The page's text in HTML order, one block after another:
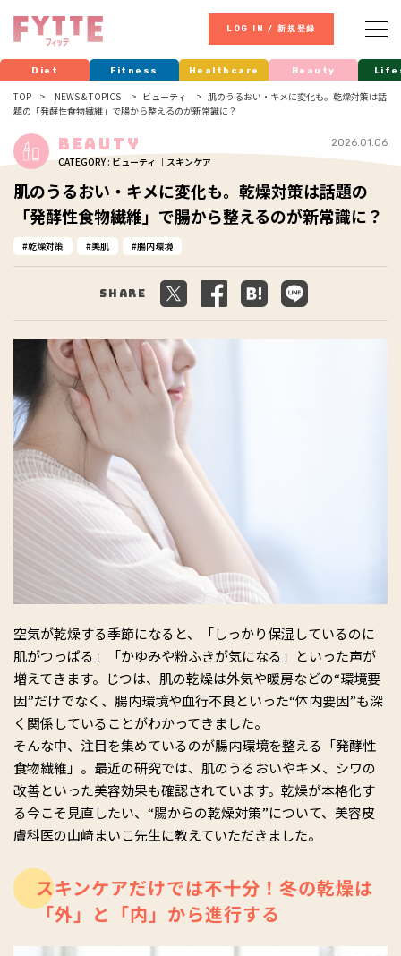
LOG IN / 新規登録
Diet Fitness Healthcare Beauty
TOP NEWS & TOPICS ビューティ
肌のうるおい・キメに変化も。乾燥対策は話
題の「発酵性食物繊維」で腸から整えるのが新常識に？
Beauty
CATEGORY : ビューティ ｜スキンケア
2026.01.06
肌のうるおい・キメに変化も。乾燥対策は話題の
「発酵性食物繊維」で腸から整えるのが新常識に？
乾燥対策 美肌 腸内環境
Share
空気が乾燥する季節になると、「しっかり保湿しているのに
肌がつっぱる」「かゆみや粉ふきが気になる」といった声が
増えてきます。じつは、肌の乾燥は外気や暖房などの“環境要
因”だけでなく、腸内環境や血行不良といった“体内要因”も深
く関係していることがわかってきました。
そんな中、注目を集めているのが腸内環境を整える「発酵性
食物繊維」。最近の研究では、肌のうるおいやキメ、シワの
改善といった美容効果も確認されています。乾燥が本格化す
る今こそ見直したい、“腸からの乾燥対策”について、美容皮
膚科医の山﨑まいこ先生に教えていただきました。
スキンケアだけでは不十分！冬の乾燥は
「外」と「内」から進行する